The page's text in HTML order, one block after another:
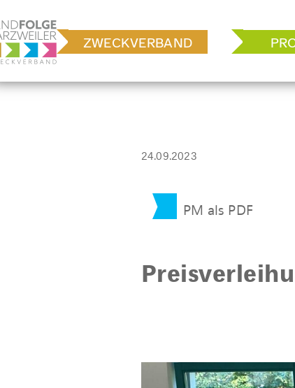
Inhalt
springen
ZWECKVERBAND
24.09.2023
PM als PDF